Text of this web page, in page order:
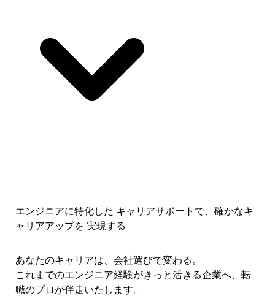
エンジニアに特化した キャリアサポートで、 確かなキ
ャリアアップを 実現する
あなたのキャリアは、会社選びで変わる。
これまでのエンジニア経験がきっと活きる企業へ、転
職のプロが伴走いたします。